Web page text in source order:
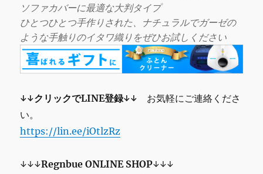
ソファカバーに最適な大判タイプ
ひとつひとつ手作りされた、ナチュラルでガーゼの
ような手触りのイタワ織りをぜひお試しください
↓↓クリックでLINE登録↓↓ お気軽にご連絡くださ
い。
https://lin.ee/iOtlzRz
↓↓↓RegnbueONLINE SHOP↓↓↓